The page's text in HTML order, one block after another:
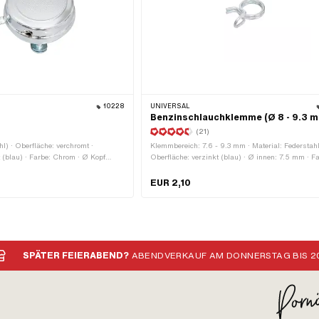
10228
· Oberfläche: verchromt ·
· Farbe: Chrom · Ø Kopf
mm · Breite: 58 mm · Höhe: 28
UNIVERSAL
Benzinschlauchklemme (Ø 8 - 9.3
(21)
Klemmbereich: 7.6 - 9.3 mm · Material: Federstahl
Oberfläche: verzinkt (blau) · Ø innen: 7.5 mm ·
Befestigungsart: Steckverbindung geklemmt
EUR 2,10
SPÄTER FEIERABEND? ABENDVERKAUF AM DONNERSTAG BIS